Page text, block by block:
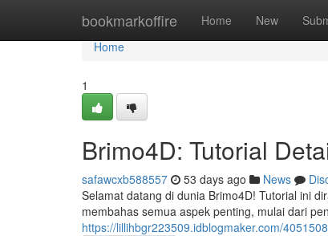
bookmarkoffire Home New
Home
Home
1
Brimo4D: Tutorial
safawcxb588557 53 days ago News
Selamat datang di dunia Brimo4D! Tutorial ini
membahas semua aspek penting, mulai dari
https://lillihbgr223509.idblogmaker.com/